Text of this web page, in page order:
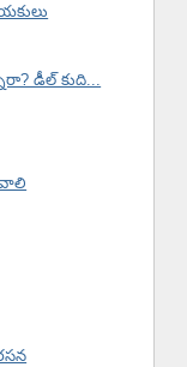
డీల్ కుది...